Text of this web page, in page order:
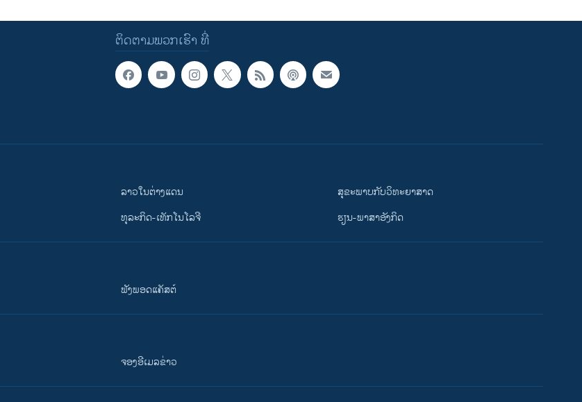
ຕິດຕາມພວກເຮົາ ທີ່
ລາວໃນຕ່າງແດນ
ທຸລະກິດ-ເທັກໂນໂລຈີ
ສຸຂະພາບກັບວິທະຍາສາດ
ຮຽນ-ພາສາອັງກິດ
ຟັງພອດແຄັສຕ໌
ຈອງອີເມລຂ່າວ